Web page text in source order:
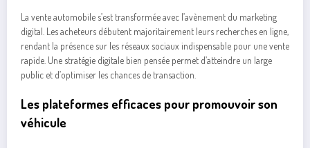
La vente automobile s’est transformée avec l’avènement du marketing
digital. Les acheteurs débutent majoritairement leurs recherches en ligne,
rendant la présence sur les réseaux sociaux indispensable pour une vente
rapide. Une stratégie digitale bien pensée permet d’atteindre un large
public et d’optimiser les chances de transaction.
Les plateformes efficaces pour promouvoir son
véhicule